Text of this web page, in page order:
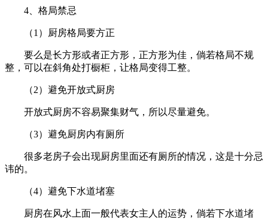
4、格局禁忌
（1）厨房格局要方正
要么是长方形或者正方形，正方形为佳，倘若格局不规
整，可以在斜角处打橱柜，让格局变得工整。
（2）避免开放式厨房
开放式厨房不容易聚集财气，所以尽量避免。
（3）避免厨房内有厕所
很多老房子会出现厨房里面还有厕所的情况，这是十分忌
讳的。
（4）避免下水道堵塞
厨房在风水上面一般代表女主人的运势，倘若下水道堵